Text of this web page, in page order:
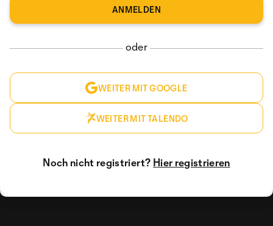
oder
WEITER MIT GOOGLE
WEITER MIT TALENDO
Noch nicht registriert? Hier registrieren